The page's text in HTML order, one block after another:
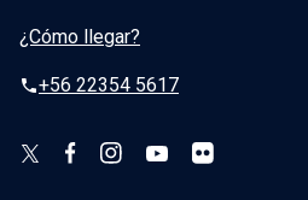
¿Cómo llegar?
phone+56 22354 5617